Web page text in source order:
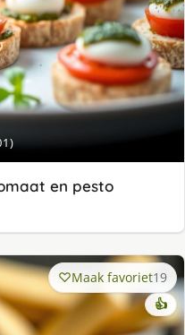
en pesto
Maak favoriet19
👍